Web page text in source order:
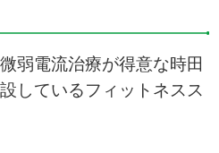
弱電流治療が得意な時田
しているフィットネスス